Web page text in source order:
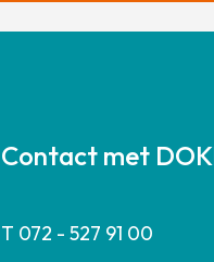
Contact met
T 072 - 527 91 00